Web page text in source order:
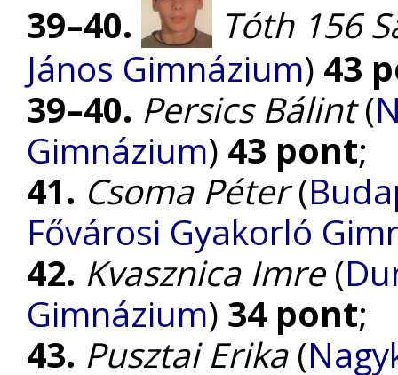
39–40.
Tóth 156
János Gimnázium) 43
39–40. Persics Bálint(
Gimnázium) 43 pont;
41. Csoma Péter(
Fővárosi Gyakorló
42. Kvasznica Imre(
Gimnázium) 34 pont;
43. Pusztai Erika(